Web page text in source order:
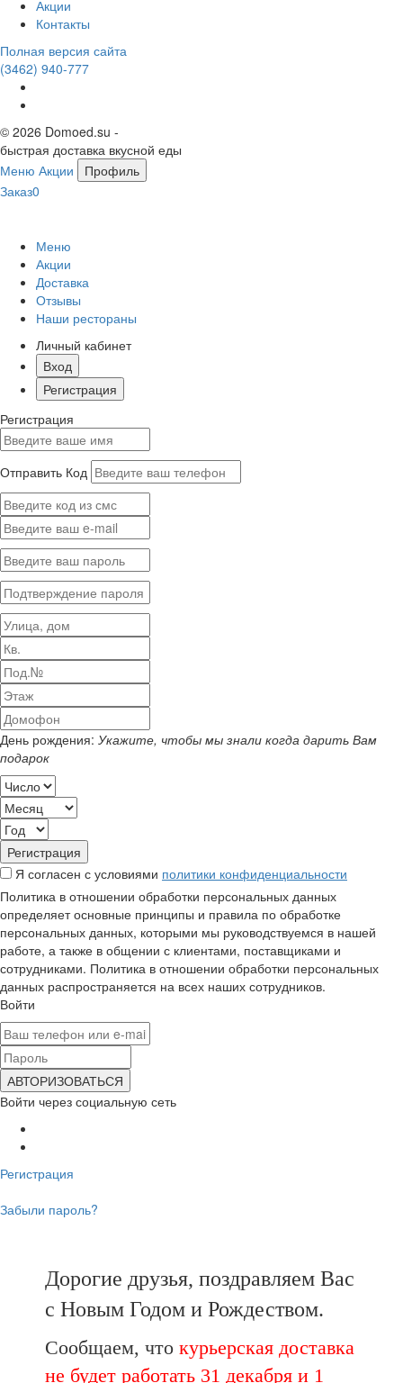
Акции
Контакты
Полная версия сайта
(3462) 940-777
© 2026 Domoed.su -
быстрая доставка вкусной еды
Меню Акции
Профиль
Заказ0
Меню
Акции
Доставка
Отзывы
Наши рестораны
Личный кабинет
Вход
Регистрация
Регистрация
Отправить Код
День рождения: Укажите, чтобы мы знали когда дарить Вам
подарок
Я согласен с условиями политики конфиденциальности
Политика в отношении обработки персональных данных
определяет основные принципы и правила по обработке
персональных данных, которыми мы руководствуемся в нашей
работе, а также в общении с клиентами, поставщиками и
сотрудниками. Политика в отношении обработки персональных
данных распространяется на всех наших сотрудников.
Войти
Войти через социальную сеть
Регистрация
Забыли пароль?
Дорогие друзья, поздравляем Вас
с Новым Годом и Рождеством.
Сообщаем, что курьерская доставка
не будет работать 31 декабря и 1